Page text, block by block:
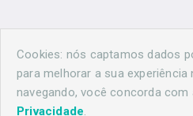
(44)
Cookies: nós captamos dados
para melhorar a sua
navegando, você concorda com
Privacidade.